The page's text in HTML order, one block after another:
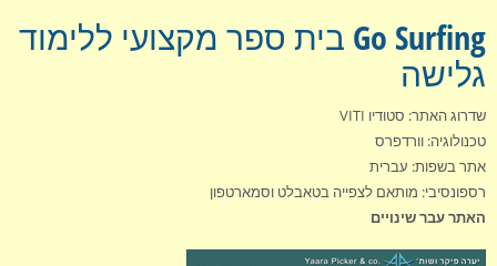
Go Surfing בית ספר מקצועי ללימוד
גלישה
שדרוג האתר: סטודיו VITI
טכנולוגיה: וורדפרס
אתר בשפות: עברית
רספונסיבי: מותאם לצפייה בטאבלט וסמארטפון
האתר עבר שינויים